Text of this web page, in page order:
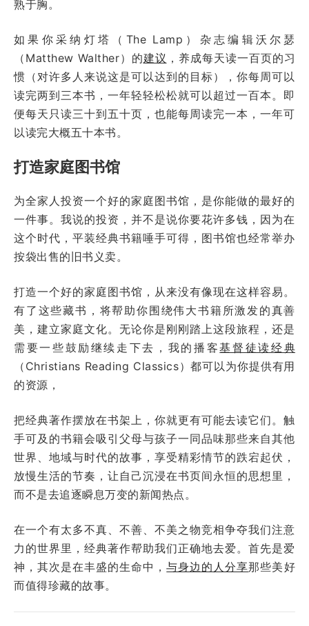
熟于胸。
如果你采纳灯塔（The Lamp）杂志编辑沃尔瑟
（Matthew Walther）的建议 ，养成每天读一百页的习
惯（对许多人来说这是可以达到的目标），你每周可以
读完两到三本书，一年轻轻松松就可以超过一百本。即
便每天只读三十到五十页，也能每周读完一本，一年可
以读完大概五十本书。
打造家庭图书馆
为全家人投资一个好的家庭图书馆，是你能做的最好的
一件事。我说的投资，并不是说你要花许多钱，因为在
这个时代，平装经典书籍唾手可得，图书馆也经常举办
按袋出售的旧书义卖。
打造一个好的家庭图书馆，从来没有像现在这样容易。
有了这些藏书，将帮助你围绕伟大书籍所激发的真善
美，建立家庭文化。无论你是刚刚踏上这段旅程，还是
需要一些鼓励继续走下去，我的播客基督徒读经典
（Christians Reading Classics）都可以为你提供有用
的资源，
把经典著作摆放在书架上，你就更有可能去读它们。触
手可及的书籍会吸引父母与孩子一同品味那些来自其他
世界、地域与时代的故事，享受精彩情节的跌宕起伏，
放慢生活的节奏，让自己沉浸在书页间永恒的思想里，
而不是去追逐瞬息万变的新闻热点。
在一个有太多不真、不善、不美之物竞相争夺我们注意
力的世界里，经典著作帮助我们正确地去爱。首先是爱
神，其次是在丰盛的生命中，与身边的人分享那些美好
而值得珍藏的故事。